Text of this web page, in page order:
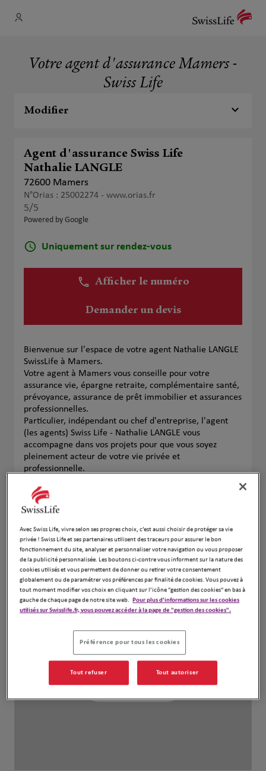
Votre agent d'assurance Mamers -
Swiss Life
Modifier
Agent d'assurance Swiss Life
Nathalie LANGLE
72600 Mamers
N°Orias : 25002274 - www.orias.fr
5/5
Powered by Google
Uniquement sur rendez-vous
Afficher le numéro
Demander un devis
Bienvenue sur l'espace de votre agent Nathalie LANGLE
SwissLife à Mamers.
Votre agent à Mamers vous conseille pour votre
assurance vie, épargne retraite, complémentaire santé,
prévoyance, assurance de prêt immobilier et assurances
professionnelles.
Particulier, indépendant ou chef d'entreprise, l'agent
(les agents) Swiss Life - Nathalie LANGLE vous
accompagne dans vos projets pour que vous soyez
pleinement acteur de votre vie privée et
professionnelle.
réaliser un bilan patrimonial personnalisé.
Avec Swiss Life, vivre selon ses propres choix, c’est aussi choisir de protéger sa vie
privée ! Swiss Life et ses partenaires utilisent des traceurs pour assurer le bon
fonctionnement du site, analyser et personnaliser votre navigation ou vous proposer
de la publicité personnalisée. Les boutons ci-contre vous informent sur la nature des
cookies utilisés et vous permettent de donner ou retirer votre consentement
globalement ou de paramétrer vos préférences par finalité de cookies. Vous pouvez à
tout moment modifier vos choix en cliquant sur l’icône "gestion des cookies" en bas à
gauche de chaque page de notre site web. Pour plus d'informations sur les cookies
utilisés sur Swisslife.fr, vous pouvez accéder à la page de "gestion des cookies".
Préférence pour tous les cookies
Tout refuser Tout autoriser